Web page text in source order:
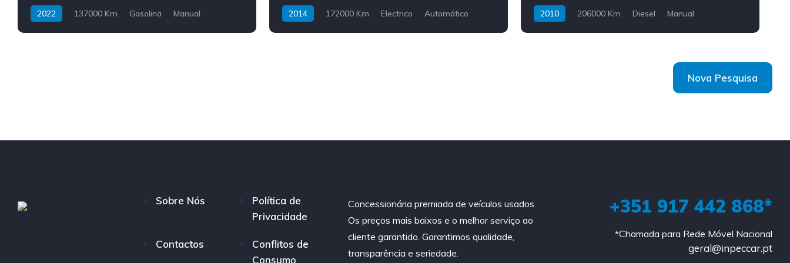
2022 137000 Km Gasolina Manual 2014 172000 Km Electrico Automático 2010 206000 Km Diesel Manual
Nova Pesquisa
Sobre Nós
Política de
Privacidade
Contactos
Conflitos de
Consumo
Concessionária premiada de veículos usados.
Os preços mais baixos e o melhor serviço ao
cliente garantido. Garantimos qualidade,
transparência e seriedade.
+351 917 442 868*
*Chamada para Rede Móvel Nacional
geral@inpeccar.pt